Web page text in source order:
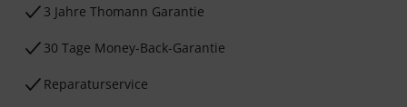
3 Jahre Thomann Garantie
30 Tage Money-Back-Garantie
Reparaturservice